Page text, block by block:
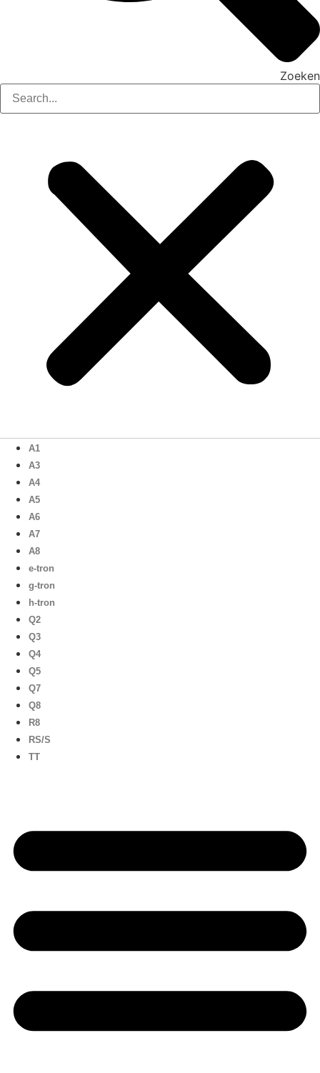
Zoeken
A1
A3
A4
A5
A6
A7
A8
e-tron
g-tron
h-tron
Q2
Q3
Q4
Q5
Q7
Q8
R8
RS/S
TT